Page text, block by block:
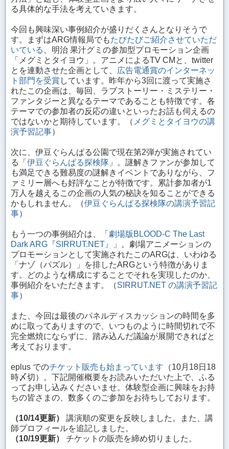
る具体的な手法を考えていきます。
今回も興味深い事例紹介が盛りだくさんとなりそうで
す。まずはARG情報局でもたびたびご紹介させていただ
いている
、明治 果汁グミの参加型プロモーション企画
「メグミとタイヨウ」。アニメによるTV CMと、twitter
とを連動させた企画として、
広告電通賞のインターネッ
ト部門を受賞 しています。昨年から3回に渡って実施さ
れたこの企画は、毎回、ラブストーリー・ミステリー・
ファンタジーと異なるテーマであることも特徴です。各
テーマでの参加者の反応の違いといったお話も伺えるの
ではないかと期待しています。（ メグミとタイヨウの講
演予習記事）
次に、伊豆ぐらんぱる公園で現在第2弾が実施されてい
る「 伊豆ぐらんぱる探検隊 」。謎解きファンが参加して
も満足できる難易度の謎解きイベントでありながら、フ
ァミリー層へも好評なことが特徴です。累計参加者が1
万人を越えるこの企画の人気の秘訣を知ることができる
かもしれません。（伊豆ぐらんぱる探検隊の講演予習記
事）
もう一つの事例紹介は、「 劇場版BLOOD-C The Last
Dark ARG『SIRRUT.NET』
」。劇場アニメーションの
プロモーションとして実施されたこのARGは、いわゆる
「ナゾ（パズル）」を排したARGという特徴がありま
す。どのような構成にすることでそれを実現したのか、
事例紹介をいただきます。（SIRRUT.NET の講演予習記
事）
また、今回は最後のパネルディスカッションの時間を多
めに取ってありますので、いつものように時間切れで不
完全燃焼にならずに、踏み込んだ議論が展開できればと
考えております。
eplus でのチケット販売も始まっています （10月18日18
時〆切）。下記開催概要をお読みいただいた上で、ふる
ってお申し込みくださいませ。体験型企画に興味をお持
ちの皆さまの、数多くのご参加をお待ちしております。
（10/14更新）
講演順の変更を反映しました。また、講
師プロフィールを追記しました。
（10/19更新）
チケットの販売を締め切りました。